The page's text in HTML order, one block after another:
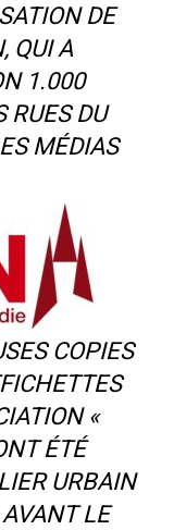
DE
QUI A
1.000
RUES DU
MÉDIAS
COPIES
«
ÉTÉ
URBAIN
LE